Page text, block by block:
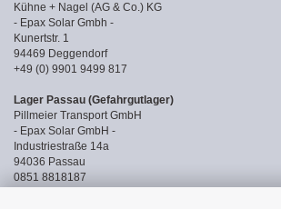
Kühne + Nagel (AG & Co.) KG
- Epax Solar Gmbh -
Kunertstr. 1
94469 Deggendorf
+49 (0) 9901 9499 817
Lager Passau (Gefahrgutlager)
Pillmeier Transport GmbH
- Epax Solar GmbH -
Industriestraße 14a
94036 Passau
0851 8818187